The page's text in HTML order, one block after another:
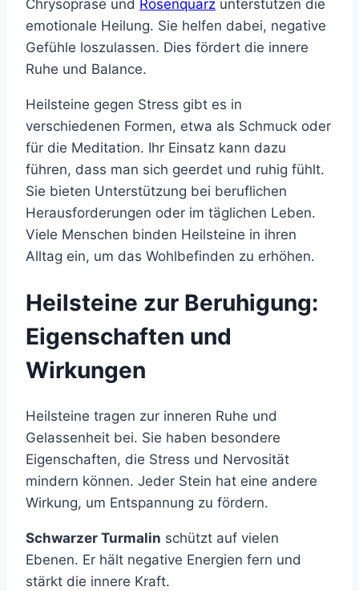
Chrysoprase und Rosenquarz unterstützen die
emotionale Heilung. Sie helfen dabei, negative
Gefühle loszulassen. Dies fördert die innere
Ruhe und Balance.
Heilsteine gegen Stress gibt es in
verschiedenen Formen, etwa als Schmuck oder
für die Meditation. Ihr Einsatz kann dazu
führen, dass man sich geerdet und ruhig fühlt.
Sie bieten Unterstützung bei beruflichen
Herausforderungen oder im täglichen Leben.
Viele Menschen binden Heilsteine in ihren
Alltag ein, um das Wohlbefinden zu erhöhen.
Heilsteine zur Beruhigung:
Eigenschaften und
Wirkungen
Heilsteine tragen zur inneren Ruhe und
Gelassenheit bei. Sie haben besondere
Eigenschaften, die Stress und Nervosität
mindern können. Jeder Stein hat eine andere
Wirkung, um Entspannung zu fördern.
Schwarzer Turmalin schützt auf vielen
Ebenen. Er hält negative Energien fern und
stärkt die innere Kraft.